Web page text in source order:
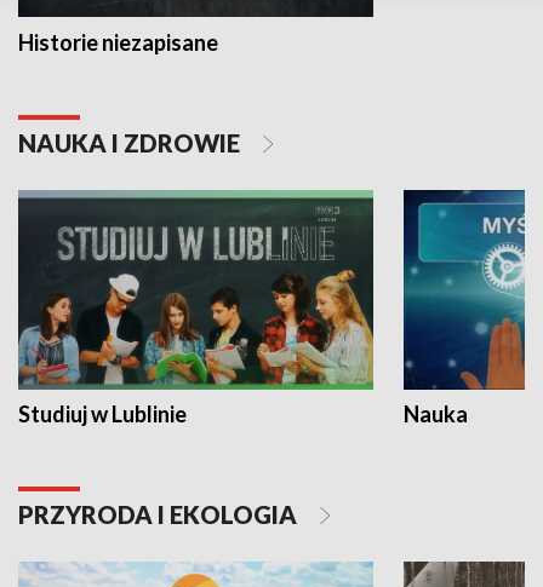
Historie niezapisane
NAUKA I ZDROWIE
Studiuj w Lublinie Nauka
PRZYRODA I EKOLOGIA